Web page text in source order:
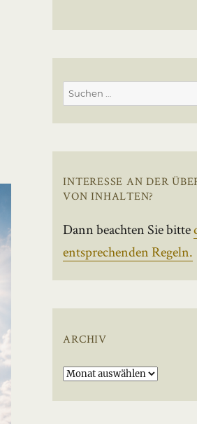
Suchen
INTERESSE AN DER
VON INHALTEN?
Dann beachten Sie bitte
entsprechenden Regeln.
ARCHIV
Archiv